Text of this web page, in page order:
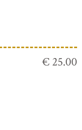
€ 25.00